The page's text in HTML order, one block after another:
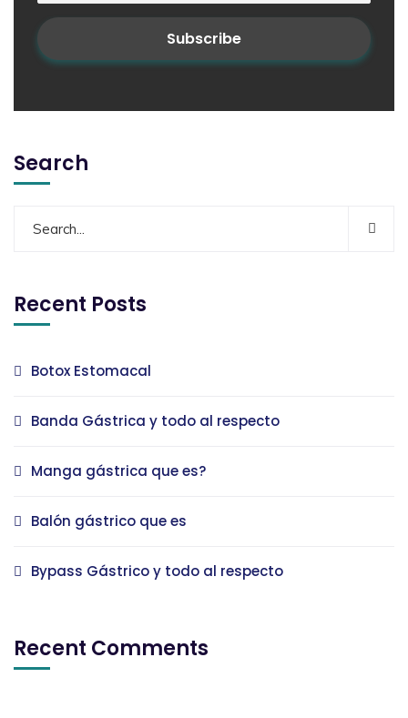
Search
Recent Posts
Botox Estomacal
Banda Gástrica y todo al respecto
Manga gástrica que es?
Balón gástrico que es
Bypass Gástrico y todo al respecto
Recent Comments